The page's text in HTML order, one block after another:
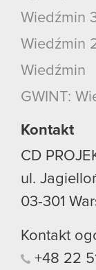
Wiedźmin
Wiedźmin
Wiedźmin
GWINT:
Kontakt
CD
ul.
03-301
Kontakt
+48 22